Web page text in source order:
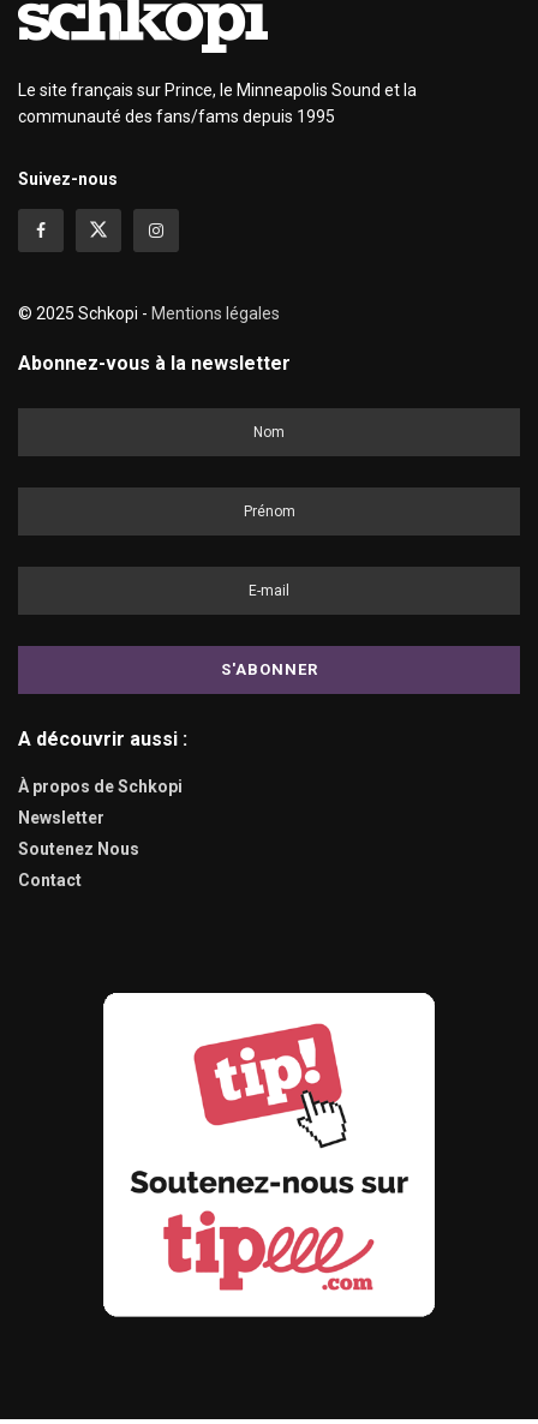
Le site français sur Prince, le Minneapolis Sound et la
communauté des fans/fams depuis 1995
Suivez-nous
© 2025 Schkopi - Mentions légales
Abonnez-vous à la newsletter
A découvrir aussi :
À propos de Schkopi
Newsletter
Soutenez Nous
Contact